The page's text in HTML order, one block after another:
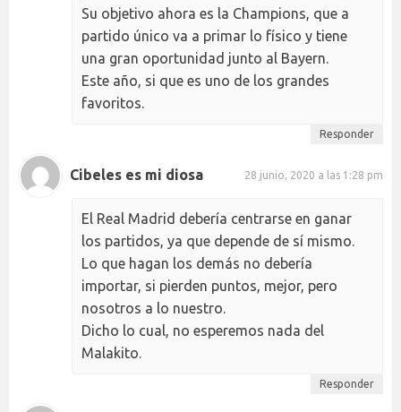
Su objetivo ahora es la Champions, que a
partido único va a primar lo físico y tiene
una gran oportunidad junto al Bayern.
Este año, si que es uno de los grandes
favoritos.
Responder
Cibeles es mi diosa 28 junio, 2020 a las 1:28 pm
El Real Madrid debería centrarse en ganar
los partidos, ya que depende de sí mismo.
Lo que hagan los demás no debería
importar, si pierden puntos, mejor, pero
nosotros a lo nuestro.
Dicho lo cual, no esperemos nada del
Malakito.
Responder